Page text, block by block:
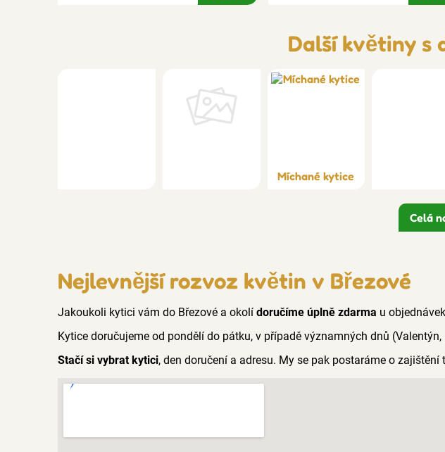
Další květiny s
Míchané kytice
Celá
Nejlevnější rozvoz květin v Březové
Jakoukoli kytici vám do Březové a okolí doručíme úplně zdarma u
Kytice doručujeme od pondělí do pátku, v případě významných dnů
Stačí si vybrat kytici, den doručení a adresu. My se pak postaráme o